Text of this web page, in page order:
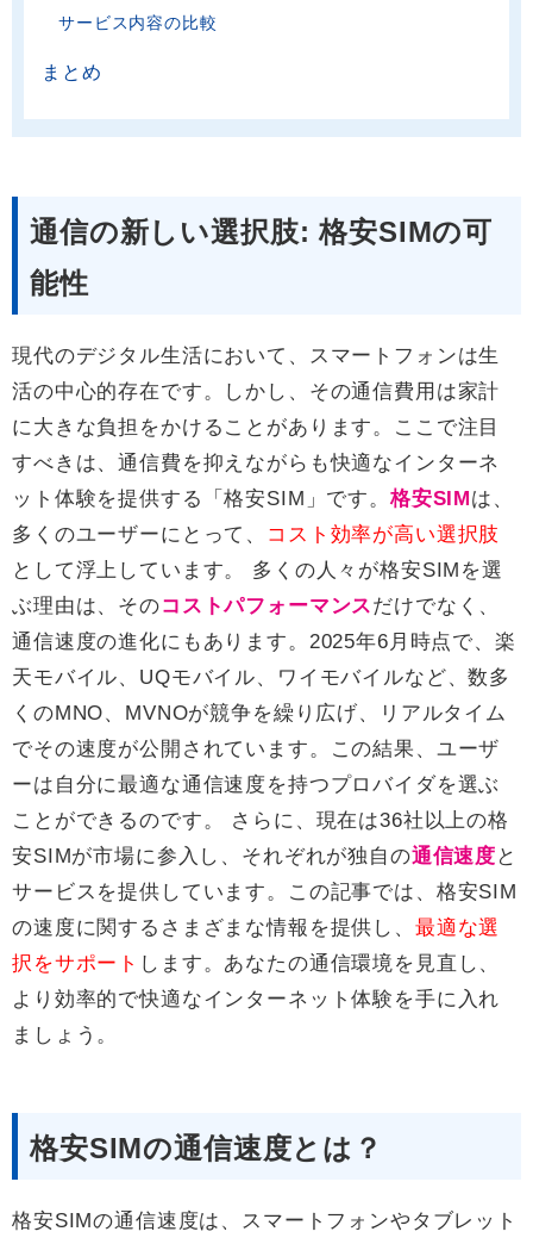
サービス内容の比較
まとめ
通信の新しい選択肢: 格安SIMの可
能性
現代のデジタル生活において、スマートフォンは生
活の中心的存在です。しかし、その通信費用は家計
に大きな負担をかけることがあります。ここで注目
すべきは、通信費を抑えながらも快適なインターネ
ット体験を提供する「格安SIM」です。 格安SIMは、
多くのユーザーにとって、
コスト効率が高い選択肢
として浮上しています。 多くの人々が格安SIMを選
ぶ理由は、そのコストパフォーマンスだけでなく、
通信速度の進化にもあります。2025年6月時点で、楽
天モバイル、UQモバイル、ワイモバイルなど、数多
くのMNO、MVNOが競争を繰り広げ、リアルタイム
でその速度が公開されています。この結果、ユーザ
ーは自分に最適な通信速度を持つプロバイダを選ぶ
ことができるのです。 さらに、現在は36社以上の格
安SIMが市場に参入し、それぞれが独自の通信速度 と
サービスを提供しています。この記事では、格安SIM
の速度に関するさまざまな情報を提供し、 最適な選
択をサポート します。あなたの通信環境を見直し、
より効率的で快適なインターネット体験を手に入れ
ましょう。
格安SIMの通信速度とは？
格安SIMの通信速度は、スマートフォンやタブレット